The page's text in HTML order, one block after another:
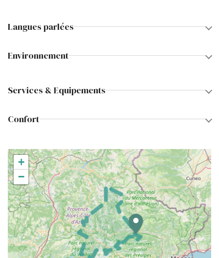
Langues parlées
Environnement
Services & Equipements
Confort
+
−